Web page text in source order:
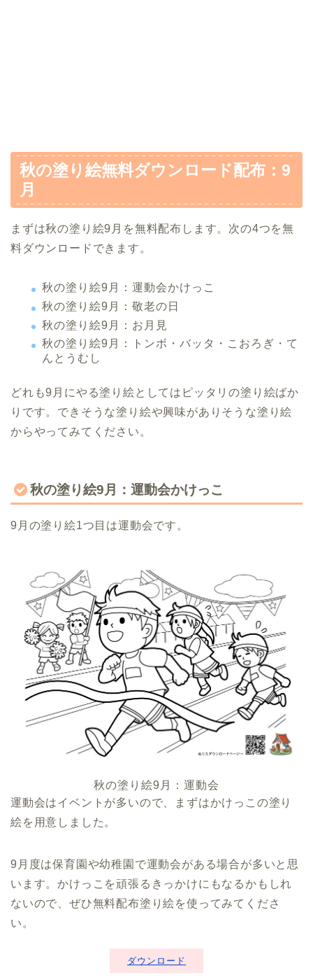
秋の塗り絵無料ダウンロード配布：9
月
まずは秋の塗り絵9月を無料配布します。次の4つを無
料ダウンロードできます。
秋の塗り絵9月：運動会かけっこ
秋の塗り絵9月：敬老の日
秋の塗り絵9月：お月見
秋の塗り絵9月：トンボ・バッタ・こおろぎ・て
んとうむし
どれも9月にやる塗り絵としてはピッタリの塗り絵ばか
りです。できそうな塗り絵や興味がありそうな塗り絵
からやってみてください。
秋の塗り絵9月：運動会かけっこ
9月の塗り絵1つ目は運動会です。
秋の塗り絵9月：運動会
運動会はイベントが多いので、まずはかけっこの塗り
絵を用意しました。
9月度は保育園や幼稚園で運動会がある場合が多いと思
います。かけっこを頑張るきっかけにもなるかもしれ
ないので、ぜひ無料配布塗り絵を使ってみてくださ
い。
ダウンロード